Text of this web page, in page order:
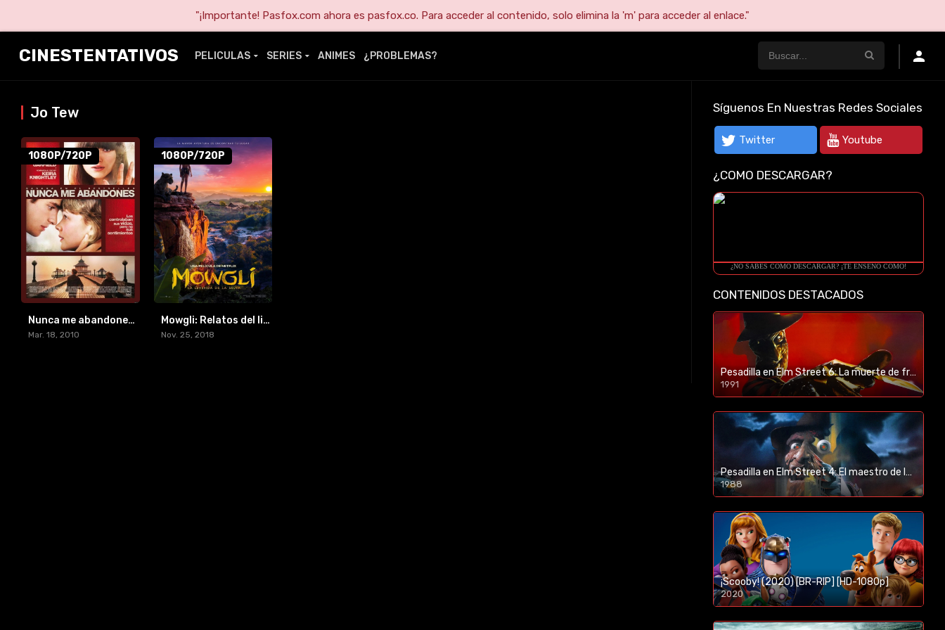
"¡Importante! Pasfox.com ahora es pasfox.co. Para acceder al contenido, solo elimina la 'm' para acceder al enlace."
CINESTENTATIVOS PELICULAS SERIES ANIMES ¿PROBLEMAS?
Jo Tew
1080P/720P
Nunca me abandones (2021) [BR-RIP] [1080p/720p]
Mar. 18, 2010
1080P/720P
Mowgli: Relatos del libro de la selva
Nov. 25, 2018
Síguenos En Nuestras Redes Sociales
Twitter Youtube
¿COMO DESCARGAR?
¿NO SABES COMO DESCARGAR? ¡TE ENSEÑO COMO!
CONTENIDOS DESTACADOS
Pesadilla en Elm Street 6: La muerte de freddy (1991) [BR-RIP] [HD-1080p]
1991
Pesadilla en Elm Street 4: El maestro de los sueños (1988) [BR-RIP] [HD-1080p]
1988
¡Scooby! (2020) [BR-RIP] [HD-1080p]
2020
1080p/720p